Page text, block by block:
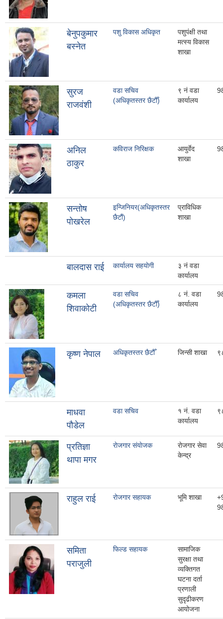
बेनुपकुमार
बस्नेत
पशु विकास अधिकृत
पशुपंक्षी तथा
मत्स्य विकास
शाखा
सुरज
राजवंशी
वडा सचिव
(अधिकृतस्तर छैटौँ)
९ नं वडा
कार्यालय
अनिल
ठाकुर
कविराज निरिक्षक
आयुर्वेद
शाखा
सन्तोष
पोखरेल
इन्जिनियर(अधिकृतस्तर
छैटौं)
प्राविधिक
शाखा
बालदास राई कार्यालय सहयाेगी
३ नं वडा
कार्यालय
कमला
शिवाकोटी
वडा सचिव
(अधिकृतस्तर छैटौँ)
८ नं. वडा
कार्यालय
कृष्ण नेपाल अधिकृतस्तर छैटौँ जिन्सी शाखा
माधवा
पौडेल
वडा सचिव
१ नं. वडा
कार्यालय
प्रतिज्ञा
थापा मगर
राेजगार संयाेजक
राेजगार सेवा
केन्द्र
राहुल राई रोजगार सहायक भूमि शाखा
समिता
पराजुली
फिल्ड सहायक
सामाजिक
सुरक्षा तथा
व्यक्तिगत
घटना दर्ता
प्रणाली
सुदृढीकरण
आयोजना